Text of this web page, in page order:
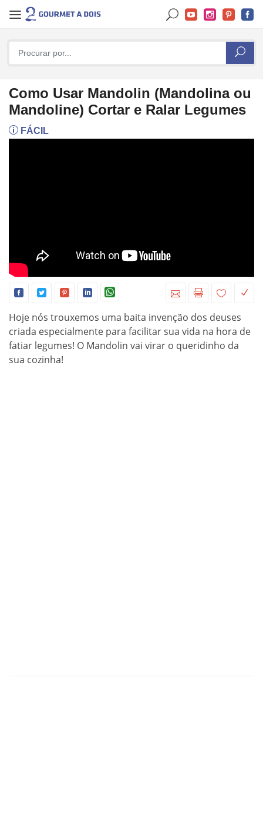
Como Usar Mandolin (Mandolina ou
Mandoline) Cortar e Ralar Legumes
FÁCIL
Hoje nós trouxemos uma baita invenção dos deuses
criada especialmente para facilitar sua vida na hora de
fatiar legumes! O Mandolin vai virar o queridinho da
sua cozinha!